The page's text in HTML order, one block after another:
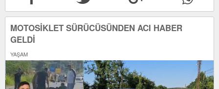
MOTOSİKLET SÜRÜCÜSÜNDEN ACI HABER
GELDİ
YAŞAM